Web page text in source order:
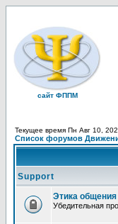
сайт ФППМ
Текущее время Пн Авг 10,
Список форумов
Support
Этика общения
Убедительная